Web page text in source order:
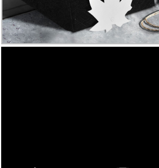
(ücretsiz)
Gerçek